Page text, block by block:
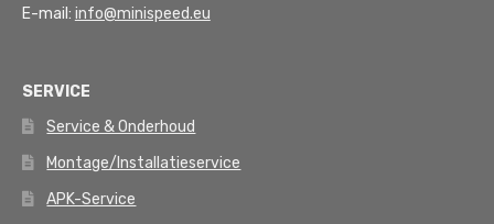
E-mail: info@minispeed.eu
SERVICE
Service & Onderhoud
Montage/Installatieservice
APK-Service